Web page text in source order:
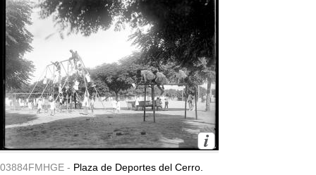
03884FMHGE - Plaza de Deportes del Cerro.